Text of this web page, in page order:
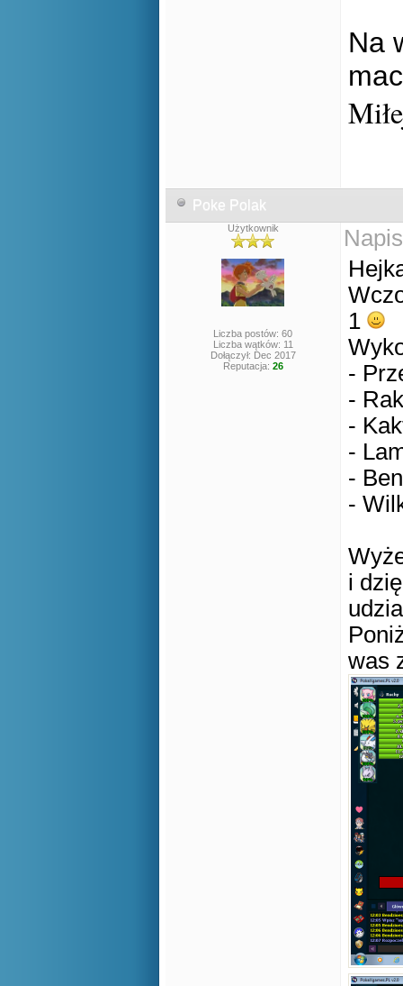
Na
Poke Polak
Użytkownik
Liczba postów: 60
Liczba wątków: 11
Dołączył: Dec 2017
Reputacja: 26
1
-
-
-
-
-
-
i
was